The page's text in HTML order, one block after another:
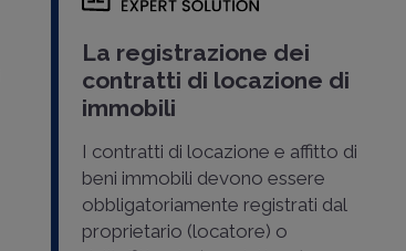
La registrazione dei
contratti di locazione di
immobili
I contratti di locazione e affitto di
beni immobili devono essere
obbligatoriamente registrati dal
proprietario (locatore) o